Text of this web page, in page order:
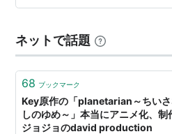
故に遭遇した空条徐倫は罠に嵌
ストリート重警備刑務…
ネットで話題
68 ブックマーク
Key原作の「planetarian～ちい
しのゆめ～」本当にアニメ化、制
ジョジョのdavid production